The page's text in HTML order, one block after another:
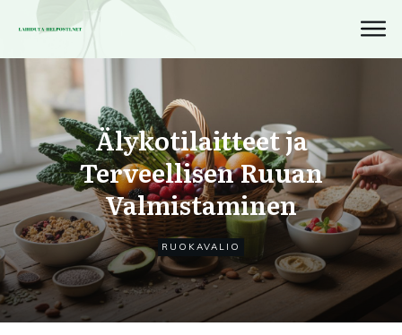
Älykotilaitteet ja
Terveellisen Ruuan
Valmistaminen
RUOKAVALIO